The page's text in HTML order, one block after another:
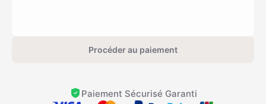
Procéder au paiement
Paiement Sécurisé Garanti